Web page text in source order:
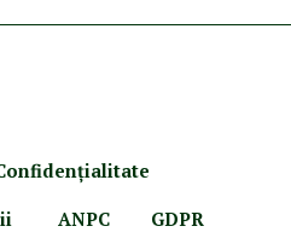
ialitate
ANPC
GDPR